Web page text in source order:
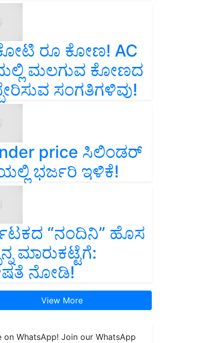
ರೂ ಕೋಣ! AC
ಮಲಗುವ ಕೋಣದ
ಸಂಗತಿಗಳಿವು!
price ಸಿಲಿಂಡರ್‌
ಭರ್ಜರಿ ಇಳಿಕೆ!
“ನಂದಿನಿ” ಹೊಸ
ಮಾರುಕಟ್ಟೆಗೆ:
ನೋಡಿ!
View More
on WhatsApp! Join our WhatsApp